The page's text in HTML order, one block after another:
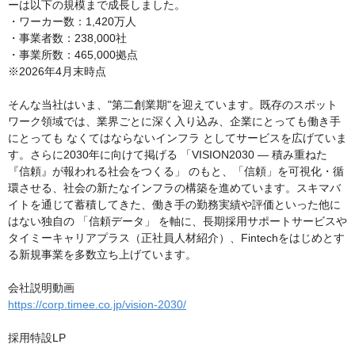
ーは以下の規模まで成長しました。
・ワーカー数：1,420万人
・事業者数：238,000社
・事業所数：465,000拠点
※2026年4月末時点
そんな当社はいま、"第二創業期"を迎えています。既存のスポット
ワーク領域では、業界ごとに深く入り込み、企業にとっても働き手
にとっても なくてはならないインフラ としてサービスを広げていま
す。さらに2030年に向けて掲げる 「VISION2030 ― 積み重ねた
『信頼』が報われる社会をつくる」 のもと、「信頼」を可視化・循
環させる、社会の新たなインフラの構築を進めています。スキマバ
イトを通じて蓄積してきた、働き手の勤務実績や評価といった他に
はない独自の 「信頼データ」 を軸に、長期採用サポートサービスや
タイミーキャリアプラス（正社員人材紹介）、Fintechをはじめとす
る新規事業を多数立ち上げています。
会社説明動画
https://corp.timee.co.jp/vision-2030/
採用特設LP